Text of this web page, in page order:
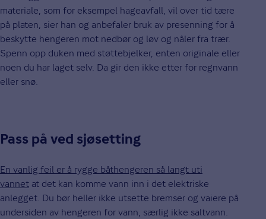
materiale, som for eksempel hageavfall, vil over tid tære
på platen, sier han og anbefaler bruk av presenning for å
beskytte hengeren mot nedbør og løv og nåler fra trær.
Spenn opp duken med støttebjelker, enten originale eller
noen du har laget selv. Da gir den ikke etter for regnvann
eller snø.
Pass på ved sjøsetting
En vanlig feil er å rygge båthengeren så langt uti
vannet at det kan komme vann inn i det elektriske
anlegget. Du bør heller ikke utsette bremser og vaiere på
undersiden av hengeren for vann, særlig ikke saltvann.